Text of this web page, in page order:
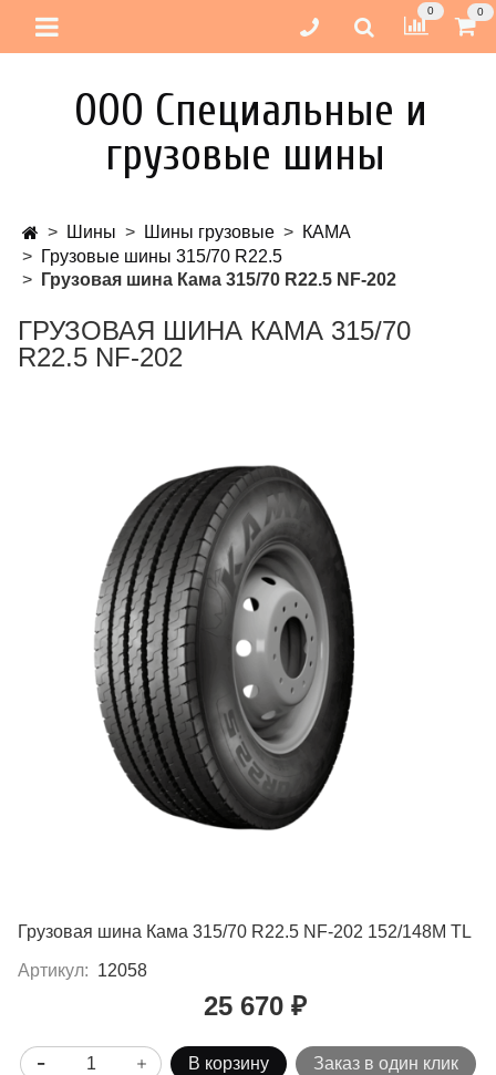
0 0
ООО Специальные и
грузовые шины
Шины Шины грузовые
КАМА
Грузовые шины 315/70 R22.5
Грузовая шина Кама 315/70 R22.5 NF-202
ГРУЗОВАЯ ШИНА КАМА 315/70
R22.5 NF-202
Грузовая шина Кама 315/70 R22.5 NF-202 152/148M TL
Артикул: 12058
25 670 ₽
В корзину Заказ в один клик